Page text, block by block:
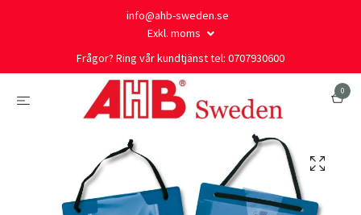
info@ahb-sweden.se
Exkl. moms
Frågor? Ring vår kundtjänst tel: 0707930600
0